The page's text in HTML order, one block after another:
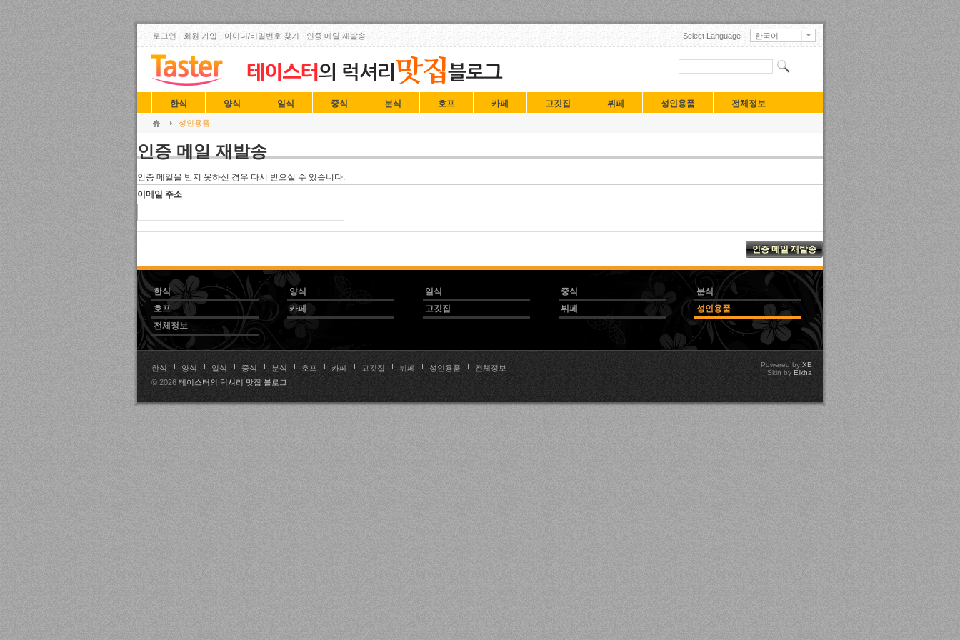
로그인 회원 가입 아이디/비밀번호 찾기 인증 메일 재발송 Select Language
한국어
English
日本語
中文(中国)
Français
Deutsch
한식 양식 일식 중식 분식 호프 카페 고깃집 뷔페 성인용품 전체정보
성인용품
인증 메일 재발송
인증 메일을 받지 못하신 경우 다시 받으실 수 있습니다.
이메일 주소
한식 양식 일식 중식
분식
호프
카페 고깃집 뷔페
성인용품
전체정보
한식 양식 일식 중식 분식 호프 카페 고깃집 뷔페 성인용품
전체정보
© 2026 테이스터의 럭셔리 맛집 블로그
Powered by XE
Skin by Elkha